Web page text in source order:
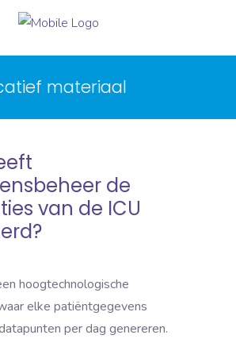
materiaal
de
van de ICU
hoogtechnologische
elke patiëntgegevens
per dag genereren.